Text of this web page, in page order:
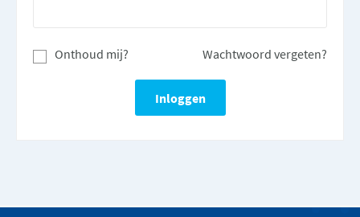
Wachtwoord vergeten?
Onthoud mij?